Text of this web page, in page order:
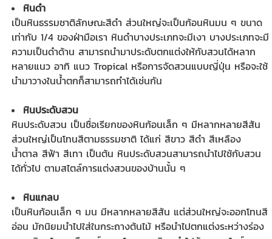
หินดำ
เป็นหินธรรมชาติลักษณะสีดำ ส่วนใหญ่จะเป็นก้อนหินมน ๆ ขนาด
เท่ากับ 1/4 ของฝ่ามือเรา หินดำบางประเภทจะมีเงา บางประเภทจะมี
ความเป็นดำด้าน สามารถนำมาประดับตกแต่งให้กับสวนได้หลาก
หลายแนว อาทิ แนว Tropical หรือการจัดสวนแบบญี่ปุ่น หรือจะใช้
นำมาวางในน้ำตกก็สามารถทำได้เช่นกัน
หินประดับสวน
หินประดับสวน เป็นชื่อเรียกของหินก้อนเล็ก ๆ มีหลากหลายสีสัน
ส่วนใหญ่เป็นโทนสีตามธรรมชาติ ได้แก่ สีขาว สีดำ สีเหลือง
น้ำตาล สีฟ้า สีเทา เป็นต้น หินประดับสวนสามารถนำไปใช้กับสวน
ได้ทั่วไป ตามสไตล์การแต่งสวนของบ้านนั้น ๆ
หินแกลบ
เป็นหินก้อนเล็ก ๆ มน มีหลากหลายสีสัน แต่ส่วนใหญ่จะออกโทนสี
อ่อน มักนิยมนำไปใส่ในกระถางต้นไม้ หรือนำไปตกแต่งระหว่างร่อง